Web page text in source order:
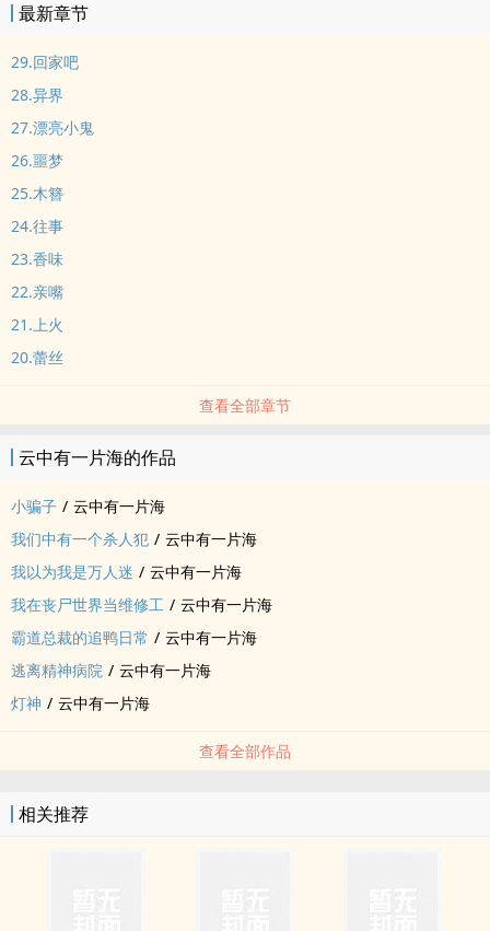
护士是半夜静悄悄站在床边监督你有没有吃药的监督者。
病人是暗戳戳用一双双空洞眼睛窥视你的觊觎者。
所以要如何逃离这家精神病院？
最新章节
29.回家吧
28.异界
27.漂亮小鬼
26.噩梦
25.木簪
24.往事
23.香味
22.亲嘴
21.上火
20.蕾丝
查看全部章节
云中有一片海的作品
小骗子 / 云中有一片海
我们中有一个杀人犯 / 云中有一片海
我以为我是万人迷 / 云中有一片海
我在丧尸世界当维修工 / 云中有一片海
霸道总裁的追鸭日常 / 云中有一片海
逃离精神病院 / 云中有一片海
灯神 / 云中有一片海
查看全部作品
相关推荐